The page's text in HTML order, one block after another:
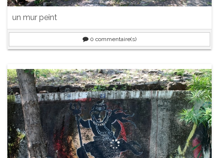
un mur peint
0 commentaire(s)